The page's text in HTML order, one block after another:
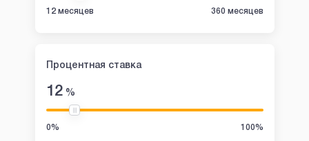
12 месяцев 360 месяцев
Процентная ставка
12%
0% 100%